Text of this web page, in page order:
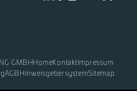
GMBHHomeKontakt Impressum
AGB HinweisgebersystemSitemap